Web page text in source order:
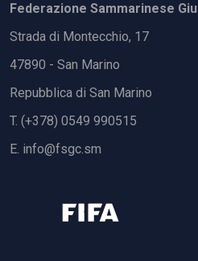
Federazione Sammarinese
Strada di Montecchio, 17
47890 - San Marino
Repubblica di San Marino
T. (+378) 0549 990515
E. info@fsgc.sm